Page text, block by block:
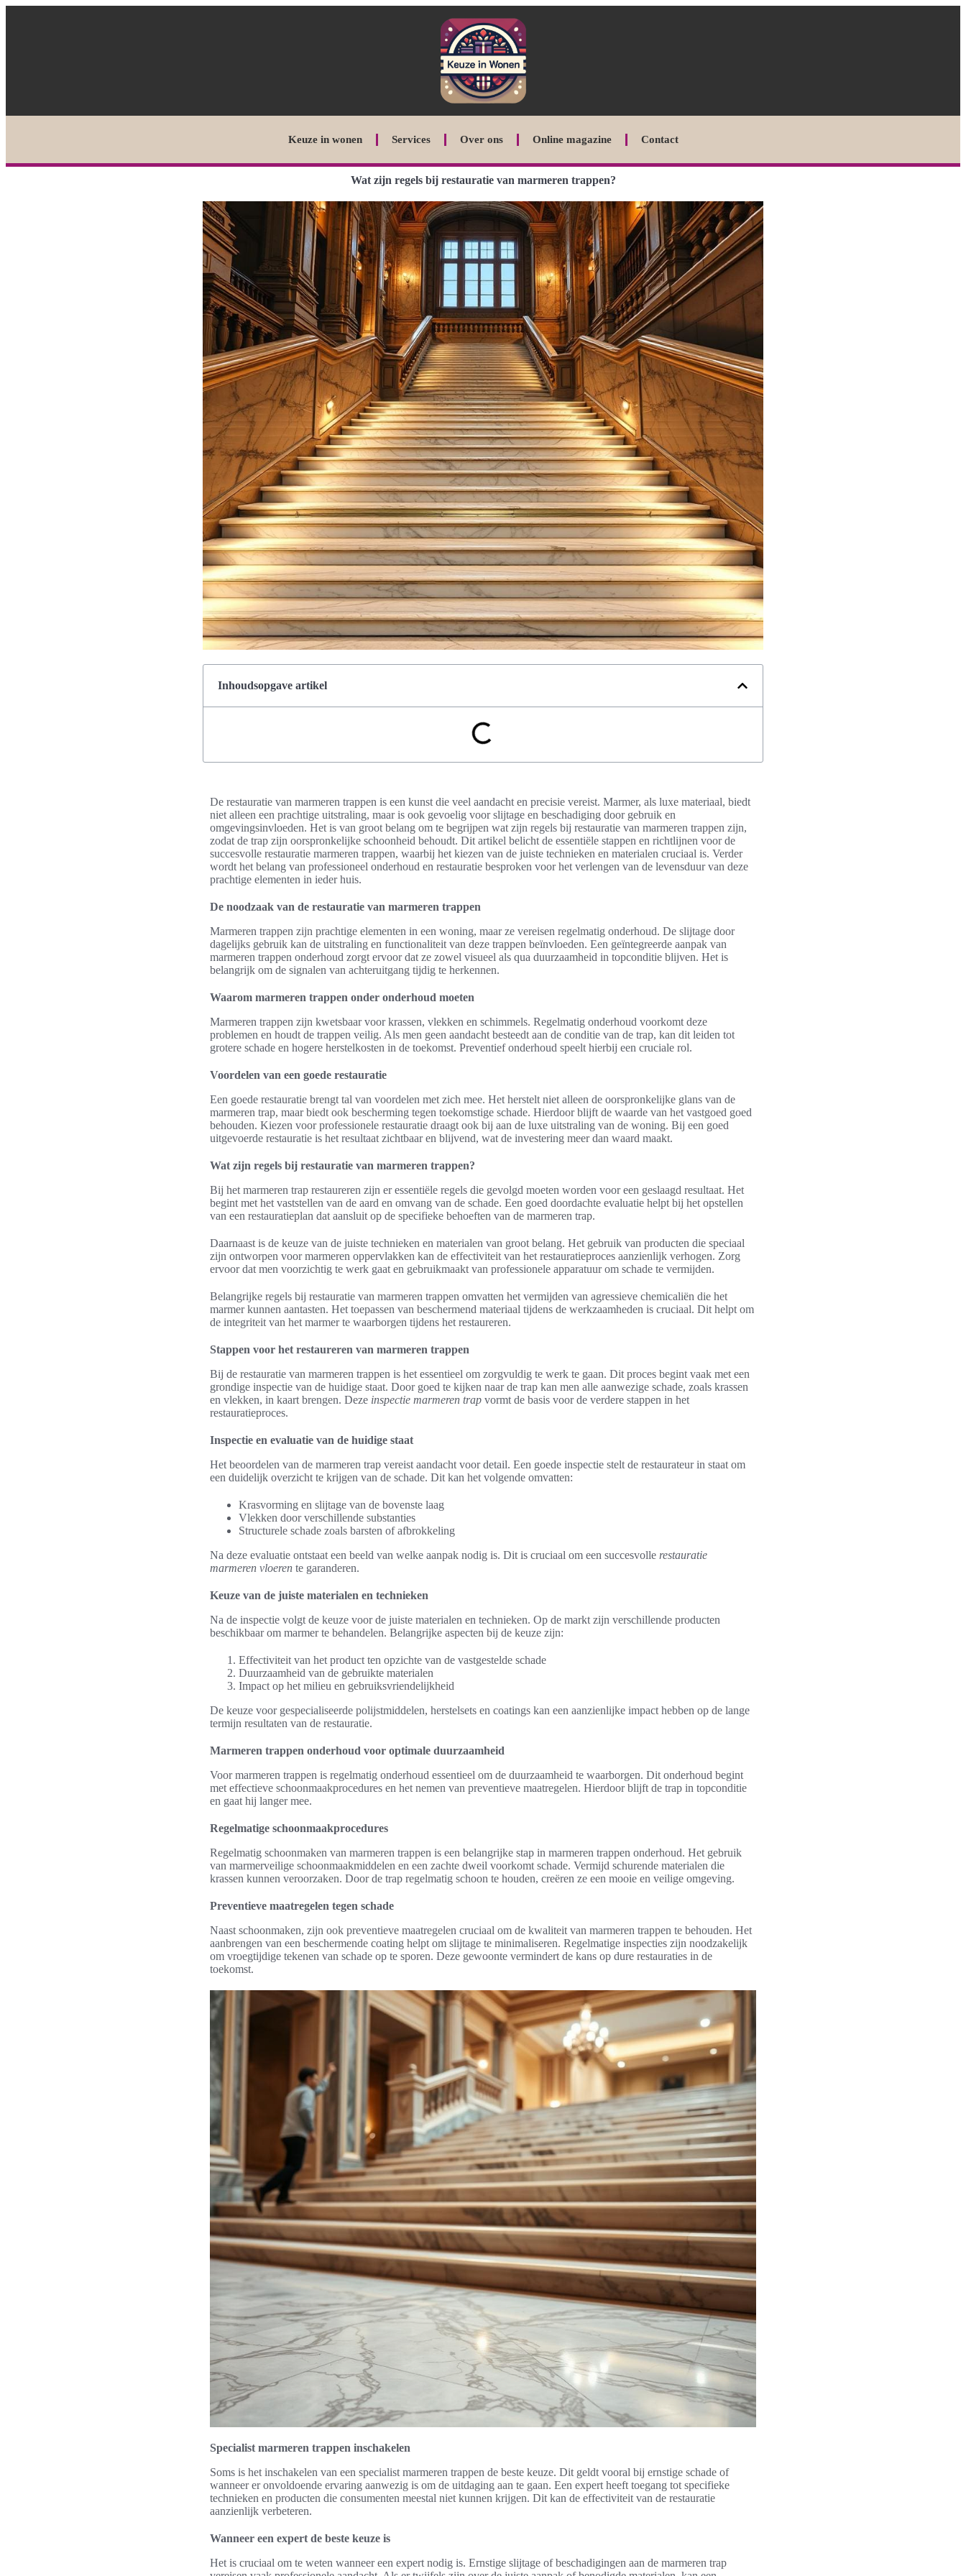
Keuze in wonen Services Over ons Online magazine Contact
Wat zijn regels bij restauratie van marmeren trappen?
Inhoudsopgave artikel
De restauratie van marmeren trappen is een kunst die veel aandacht en precisie vereist. Marmer, als luxe materiaal, biedt
niet alleen een prachtige uitstraling, maar is ook gevoelig voor slijtage en beschadiging door gebruik en
omgevingsinvloeden. Het is van groot belang om te begrijpen wat zijn regels bij restauratie van marmeren trappen zijn,
zodat de trap zijn oorspronkelijke schoonheid behoudt. Dit artikel belicht de essentiële stappen en richtlijnen voor de
succesvolle restauratie marmeren trappen, waarbij het kiezen van de juiste technieken en materialen cruciaal is. Verder
wordt het belang van professioneel onderhoud en restauratie besproken voor het verlengen van de levensduur van deze
prachtige elementen in ieder huis.
De noodzaak van de restauratie van marmeren trappen
Marmeren trappen zijn prachtige elementen in een woning, maar ze vereisen regelmatig onderhoud. De slijtage door
dagelijks gebruik kan de uitstraling en functionaliteit van deze trappen beïnvloeden. Een geïntegreerde aanpak van
marmeren trappen onderhoud zorgt ervoor dat ze zowel visueel als qua duurzaamheid in topconditie blijven. Het is
belangrijk om de signalen van achteruitgang tijdig te herkennen.
Waarom marmeren trappen onder onderhoud moeten
Marmeren trappen zijn kwetsbaar voor krassen, vlekken en schimmels. Regelmatig onderhoud voorkomt deze
problemen en houdt de trappen veilig. Als men geen aandacht besteedt aan de conditie van de trap, kan dit leiden tot
grotere schade en hogere herstelkosten in de toekomst. Preventief onderhoud speelt hierbij een cruciale rol.
Voordelen van een goede restauratie
Een goede restauratie brengt tal van voordelen met zich mee. Het herstelt niet alleen de oorspronkelijke glans van de
marmeren trap, maar biedt ook bescherming tegen toekomstige schade. Hierdoor blijft de waarde van het vastgoed goed
behouden. Kiezen voor professionele restauratie draagt ook bij aan de luxe uitstraling van de woning. Bij een goed
uitgevoerde restauratie is het resultaat zichtbaar en blijvend, wat de investering meer dan waard maakt.
Wat zijn regels bij restauratie van marmeren trappen?
Bij het marmeren trap restaureren zijn er essentiële regels die gevolgd moeten worden voor een geslaagd resultaat. Het
begint met het vaststellen van de aard en omvang van de schade. Een goed doordachte evaluatie helpt bij het opstellen
van een restauratieplan dat aansluit op de specifieke behoeften van de marmeren trap.
Daarnaast is de keuze van de juiste technieken en materialen van groot belang. Het gebruik van producten die speciaal
zijn ontworpen voor marmeren oppervlakken kan de effectiviteit van het restauratieproces aanzienlijk verhogen. Zorg
ervoor dat men voorzichtig te werk gaat en gebruikmaakt van professionele apparatuur om schade te vermijden.
Belangrijke regels bij restauratie van marmeren trappen omvatten het vermijden van agressieve chemicaliën die het
marmer kunnen aantasten. Het toepassen van beschermend materiaal tijdens de werkzaamheden is cruciaal. Dit helpt om
de integriteit van het marmer te waarborgen tijdens het restaureren.
Stappen voor het restaureren van marmeren trappen
Bij de restauratie van marmeren trappen is het essentieel om zorgvuldig te werk te gaan. Dit proces begint vaak met een
grondige inspectie van de huidige staat. Door goed te kijken naar de trap kan men alle aanwezige schade, zoals krassen
en vlekken, in kaart brengen. Deze inspectie marmeren trap vormt de basis voor de verdere stappen in het
restauratieproces.
Inspectie en evaluatie van de huidige staat
Het beoordelen van de marmeren trap vereist aandacht voor detail. Een goede inspectie stelt de restaurateur in staat om
een duidelijk overzicht te krijgen van de schade. Dit kan het volgende omvatten:
Krasvorming en slijtage van de bovenste laag
Vlekken door verschillende substanties
Structurele schade zoals barsten of afbrokkeling
Na deze evaluatie ontstaat een beeld van welke aanpak nodig is. Dit is cruciaal om een succesvolle restauratie
marmeren vloeren te garanderen.
Keuze van de juiste materialen en technieken
Na de inspectie volgt de keuze voor de juiste materialen en technieken. Op de markt zijn verschillende producten
beschikbaar om marmer te behandelen. Belangrijke aspecten bij de keuze zijn:
Effectiviteit van het product ten opzichte van de vastgestelde schade
Duurzaamheid van de gebruikte materialen
Impact op het milieu en gebruiksvriendelijkheid
De keuze voor gespecialiseerde polijstmiddelen, herstelsets en coatings kan een aanzienlijke impact hebben op de lange
termijn resultaten van de restauratie.
Marmeren trappen onderhoud voor optimale duurzaamheid
Voor marmeren trappen is regelmatig onderhoud essentieel om de duurzaamheid te waarborgen. Dit onderhoud begint
met effectieve schoonmaakprocedures en het nemen van preventieve maatregelen. Hierdoor blijft de trap in topconditie
en gaat hij langer mee.
Regelmatige schoonmaakprocedures
Regelmatig schoonmaken van marmeren trappen is een belangrijke stap in marmeren trappen onderhoud. Het gebruik
van marmerveilige schoonmaakmiddelen en een zachte dweil voorkomt schade. Vermijd schurende materialen die
krassen kunnen veroorzaken. Door de trap regelmatig schoon te houden, creëren ze een mooie en veilige omgeving.
Preventieve maatregelen tegen schade
Naast schoonmaken, zijn ook preventieve maatregelen cruciaal om de kwaliteit van marmeren trappen te behouden. Het
aanbrengen van een beschermende coating helpt om slijtage te minimaliseren. Regelmatige inspecties zijn noodzakelijk
om vroegtijdige tekenen van schade op te sporen. Deze gewoonte vermindert de kans op dure restauraties in de
toekomst.
Specialist marmeren trappen inschakelen
Soms is het inschakelen van een specialist marmeren trappen de beste keuze. Dit geldt vooral bij ernstige schade of
wanneer er onvoldoende ervaring aanwezig is om de uitdaging aan te gaan. Een expert heeft toegang tot specifieke
technieken en producten die consumenten meestal niet kunnen krijgen. Dit kan de effectiviteit van de restauratie
aanzienlijk verbeteren.
Wanneer een expert de beste keuze is
Het is cruciaal om te weten wanneer een expert nodig is. Ernstige slijtage of beschadigingen aan de marmeren trap